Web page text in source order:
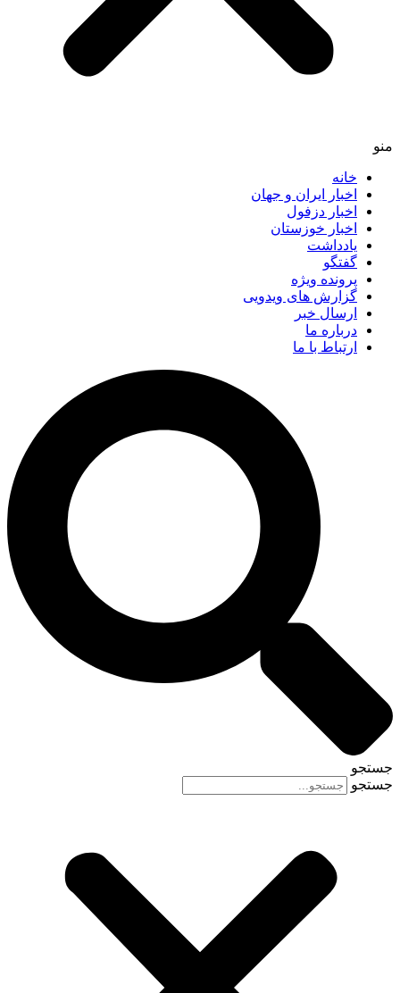
منو
خانه
اخبار ایران و جهان
اخبار دزفول
اخبار خوزستان
یادداشت
گفتگو
پرونده ویژه
گزارش های ویدویی
ارسال خبر
درباره ما
ارتباط با ما
جستجو
جستجو